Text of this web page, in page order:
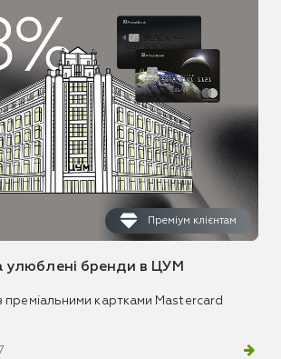
Преміум клієнтам
улюблені бренди в ЦУМ
преміальними картками Mastercard